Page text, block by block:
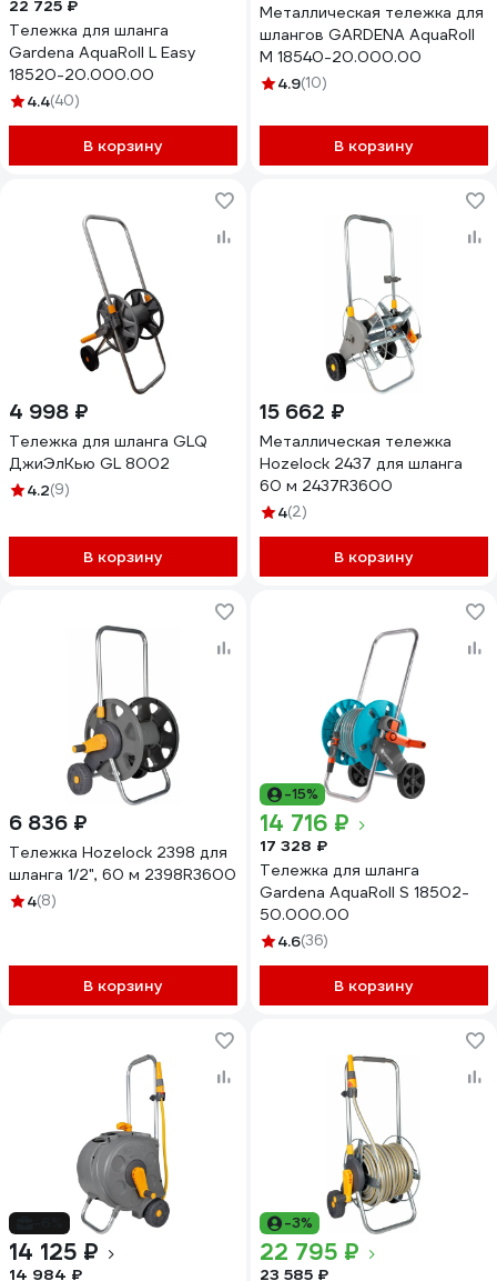
22 725 ₽
Тележка для шланга
Gardena AquaRoll L Easy
18520-20.000.00
4.4(40)
В корзину
Металлическая тележка для
шлангов GARDENA AquaRoll
M 18540-20.000.00
4.9(10)
В корзину
4 998 ₽
Тележка для шланга GLQ
ДжиЭлКью GL 8002
4.2(9)
В корзину
15 662 ₽
Металлическая тележка
Hozelock 2437 для шланга
60 м 2437R3600
4(2)
В корзину
6 836 ₽
Тележка Hozelock 2398 для
шланга 1/2", 60 м 2398R3600
4(8)
В корзину
-15%
14 716 ₽
17 328 ₽
Тележка для шланга
Gardena AquaRoll S 18502-
50.000.00
4.6(36)
В корзину
14 125 ₽
14 984 ₽
-3%
22 795 ₽
23 585 ₽